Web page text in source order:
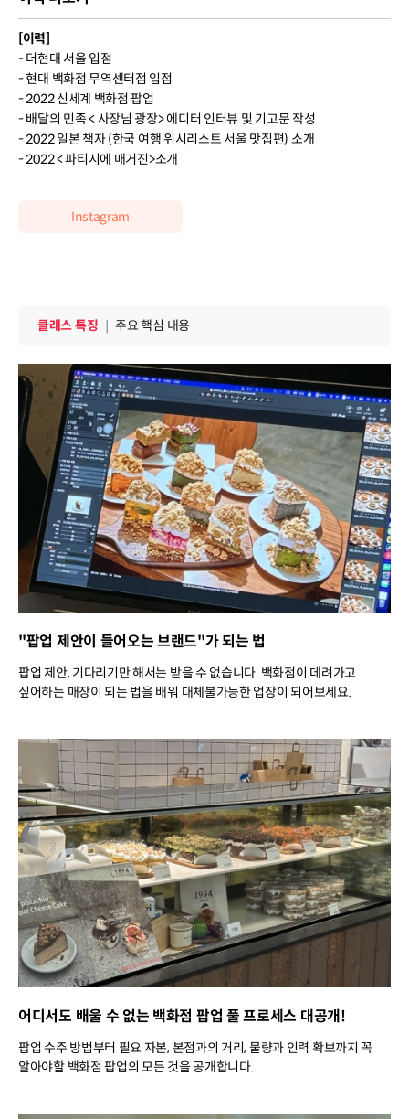
[이력]
- 더현대 서울 입점
- 현대 백화점 무역센터점 입점
- 2022 신세계 백화점 팝업
- 배달의 민족 < 사장님 광장> 에디터 인터뷰 및 기고문 작성
- 2022 일본 책자 (한국 여행 위시리스트 서울 맛집편) 소개
- 2022 < 파티시에 매거진>소개
Instagram
클래스 특징
클래스 특징 ｜주요 핵심 내용
"팝업 제안이 들어오는 브랜드"가 되는 법
팝업 제안, 기다리기만 해서는 받을 수 없습니다. 백화점이 데려가고
싶어하는 매장이 되는 법을 배워 대체불가능한 업장이 되어보세요.
어디서도 배울 수 없는 백화점 팝업 풀 프로세스 대공개!
팝업 수주 방법부터 필요 자본, 본점과의 거리, 물량과 인력 확보까지 꼭
알아야할 백화점 팝업의 모든 것을 공개합니다.